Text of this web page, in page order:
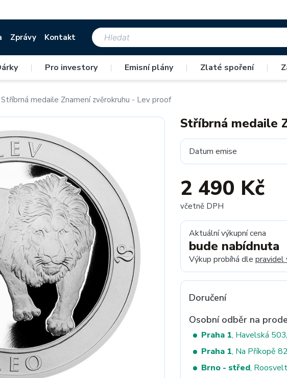
Zprávy Kontakt
| Pro investory | Emisní plány | Zlaté spoření |
Stříbrná medaile Znamení zvěrokruhu - Lev proof
Next
Stříbrná medaile
Datum emise
2 490 Kč
včetně DPH
Aktuální výkupní cena
bude nabídnuta
Výkup probíhá dle pravidel
Doručení
Osobní odběr na
Praha 1, Havelská
Praha 1, Na Příkopě
Brno - střed,